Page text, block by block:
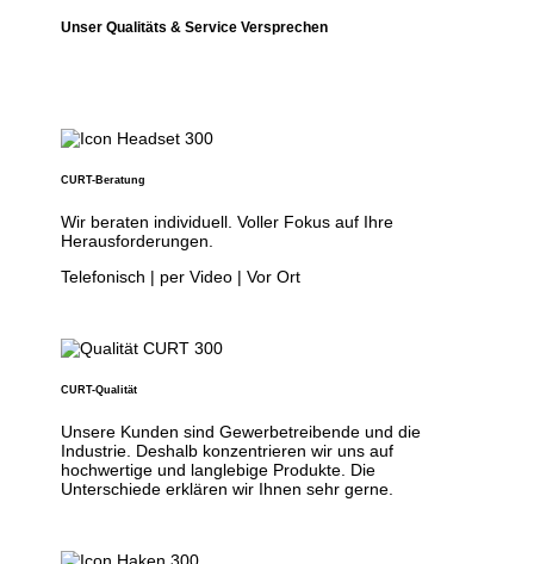
Unser Qualitäts & Service Versprechen
CURT-Beratung
Wir beraten individuell. Voller Fokus auf Ihre
Herausforderungen.
Telefonisch | per Video | Vor Ort
CURT-Qualität
Unsere Kunden sind Gewerbetreibende und die
Industrie. Deshalb konzentrieren wir uns auf
hochwertige und langlebige Produkte. Die
Unterschiede erklären wir Ihnen sehr gerne.